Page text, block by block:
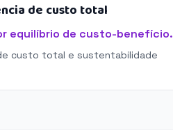
de custo total
equilíbrio de custo-benefício.
custo total e sustentabilidade